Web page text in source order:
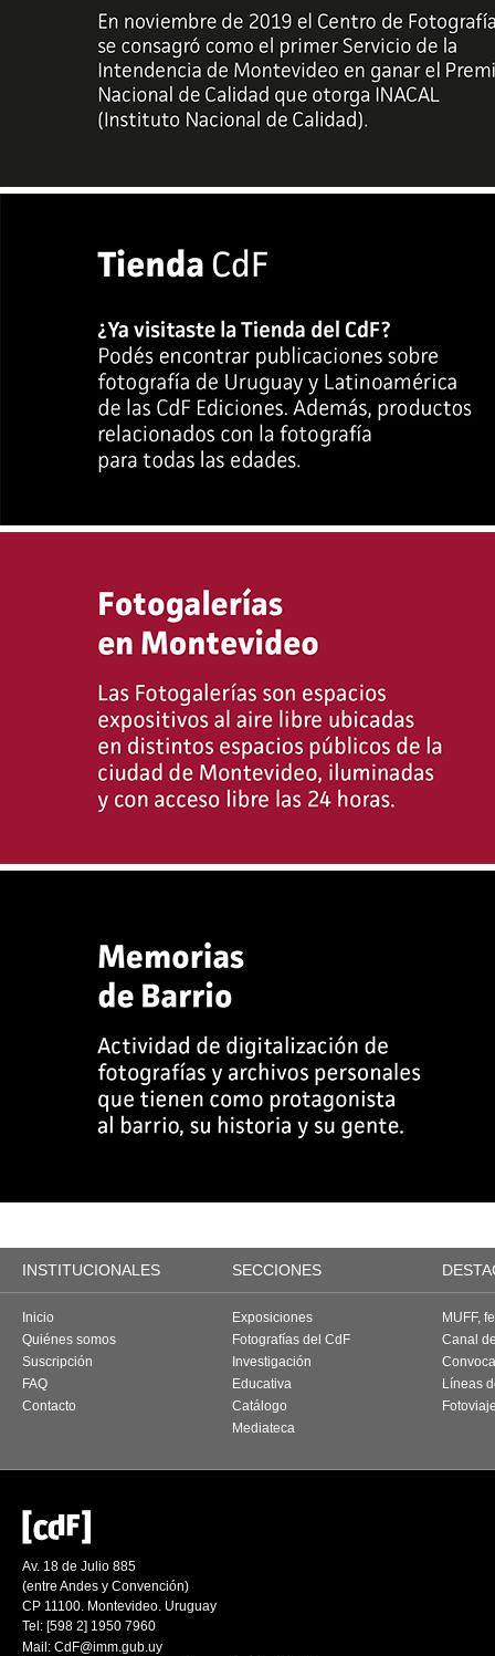
INSTITUCIONALES SECCIONES
Inicio
Quiénes somos
Suscripción
FAQ
Contacto
Exposiciones
Fotografías del CdF
Investigación
Educativa
Catálogo
Mediateca
MUFF,
Canal
Líneas
Av. 18 de Julio 885
(entre Andes y Convención)
CP 11100. Montevideo. Uruguay
Tel: [598 2] 1950 7960
Mail: CdF@imm.gub.uy